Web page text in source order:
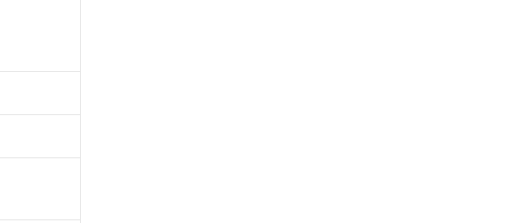
有を証明するものではありません。
での期間は出荷製品に未対応品が
とがない限り、2022年1月12日よ